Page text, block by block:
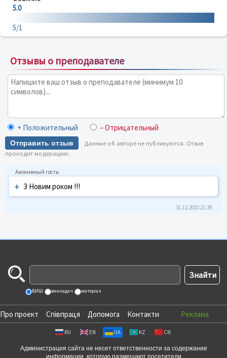
5.0
5/1
Отзывы о преподавателе
+ Положительный – Отрицательный
Отправить отзыв
Данные об авторе не публикуются. Отзыв
проходит модерацию.
+ З Новим роком !!!
31.12.2010 21:39
ВИШ викладач матеріал
Про проект Співпраця Допомога Контакти Реклама
RU EN UA KZ CN
Администрация сайта не несет ответственности за содержание